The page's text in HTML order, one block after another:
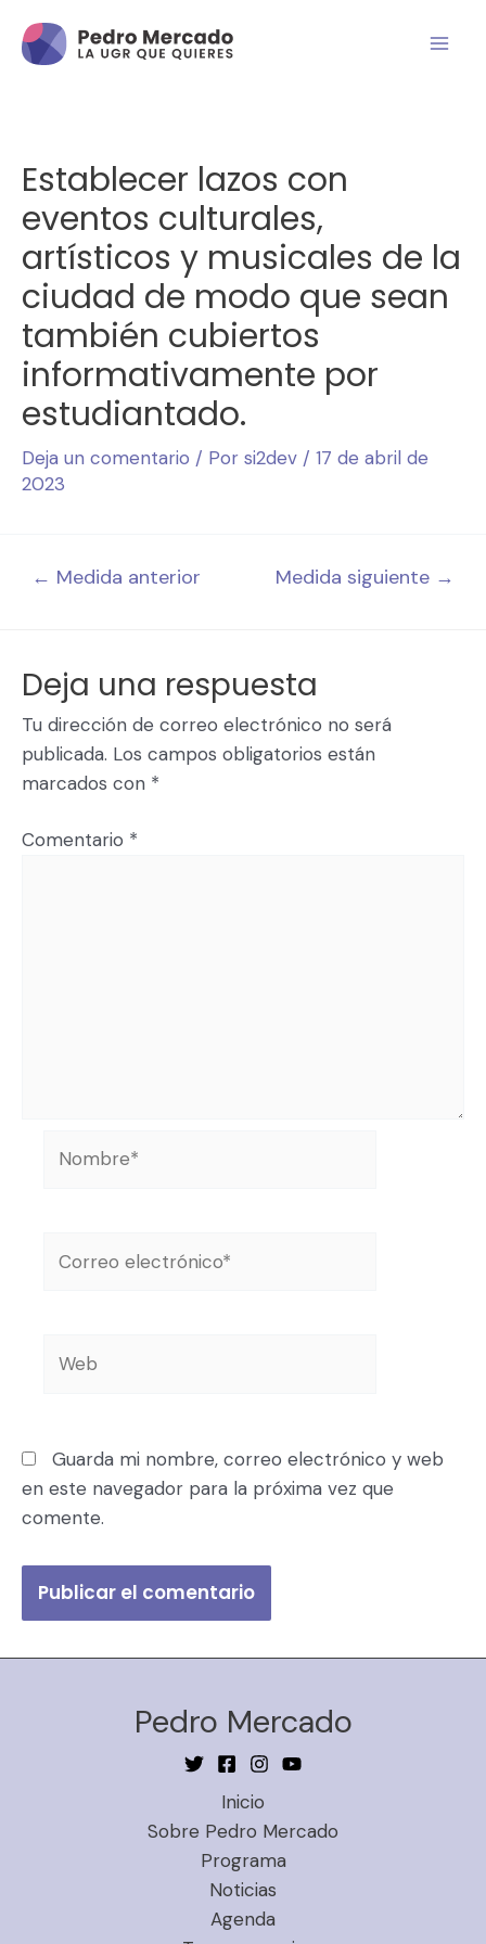
Establecer lazos con
eventos culturales,
artísticos y musicales de la
ciudad de modo que sean
también cubiertos
informativamente por
estudiantado.
Deja un comentario / Por si2dev / 17 de abril de
2023
← Medida anterior Medida siguiente →
Deja una respuesta
Tu dirección de correo electrónico no será
publicada. Los campos obligatorios están
marcados con *
Comentario *
Guarda mi nombre, correo electrónico y web
en este navegador para la próxima vez que
comente.
Pedro Mercado
Inicio
Sobre Pedro Mercado
Programa
Noticias
Agenda